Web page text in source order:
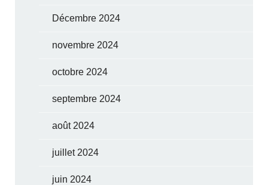
Décembre 2024
novembre 2024
octobre 2024
septembre 2024
août 2024
juillet 2024
juin 2024